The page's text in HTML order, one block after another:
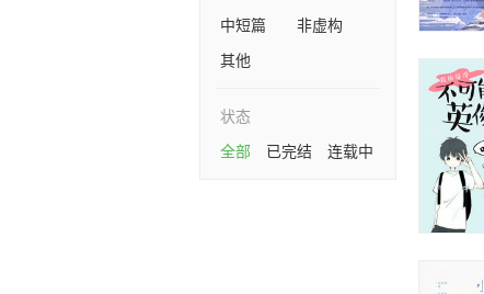
中短篇
非虚构
其他
状态
全部
已完结 连载中